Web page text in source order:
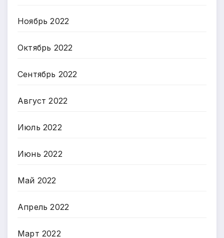
Ноябрь 2022
Октябрь 2022
Сентябрь 2022
Август 2022
Июль 2022
Июнь 2022
Май 2022
Апрель 2022
Март 2022